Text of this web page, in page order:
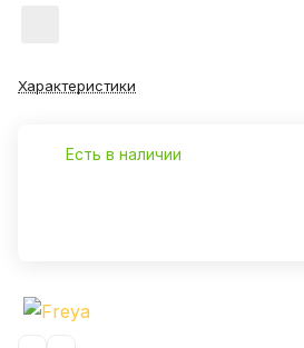
Характеристики
Есть в наличии